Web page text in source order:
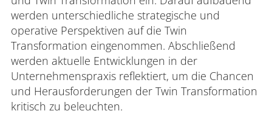
werden unterschiedliche strategische und
operative Perspektiven auf die Twin
Transformation eingenommen. Abschließend
werden aktuelle Entwicklungen in der
Unternehmenspraxis reflektiert, um die Chancen
und Herausforderungen der Twin Transformation
kritisch zu beleuchten.